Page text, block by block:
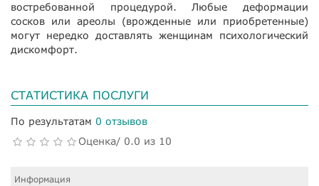
востребованной процедурой. Любые деформации
сосков или ареолы (врожденные или приобретенные)
могут нередко доставлять женщинам психологический
дискомфорт.
СТАТИСТИКА ПОСЛУГИ
По результатам 0 отзывов
Оценка/ 0.0 из 10
Информация